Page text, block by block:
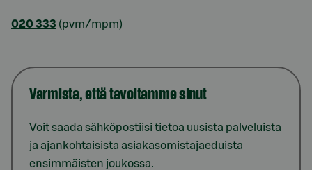
020 333 (pvm/mpm)
Varmista, että tavoitamme sinut
Voit saada sähköpostiisi tietoa uusista palveluista
ja ajankohtaisista asiakasomistajaeduista
ensimmäisten joukossa.